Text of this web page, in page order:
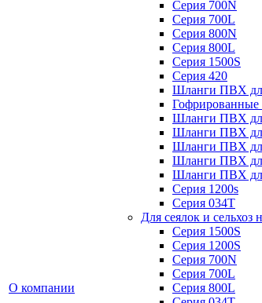
О компании
Серия 700N
Серия 700L
Серия 800N
Серия 800L
Серия 1500S
Серия 420
Шланги ПВХ
Шланги ПВХ
Шланги ПВХ
Шланги ПВХ
Шланги ПВХ
Шланги ПВХ
Серия 1200s
Серия 034Т
Для сеялок и сельхоз
Серия 1500S
Серия 1200S
Серия 700N
Серия 700L
Серия 800L